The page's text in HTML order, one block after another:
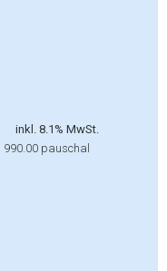
inkl. 8.1% MwSt.
990.00 pauschal